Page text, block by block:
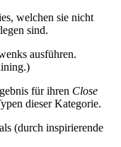
welchen sie nicht
sind.
ausführen.
für ihren Close
dieser Kategorie.
(durch inspirierende